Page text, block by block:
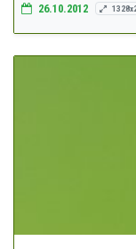
26.10.2012